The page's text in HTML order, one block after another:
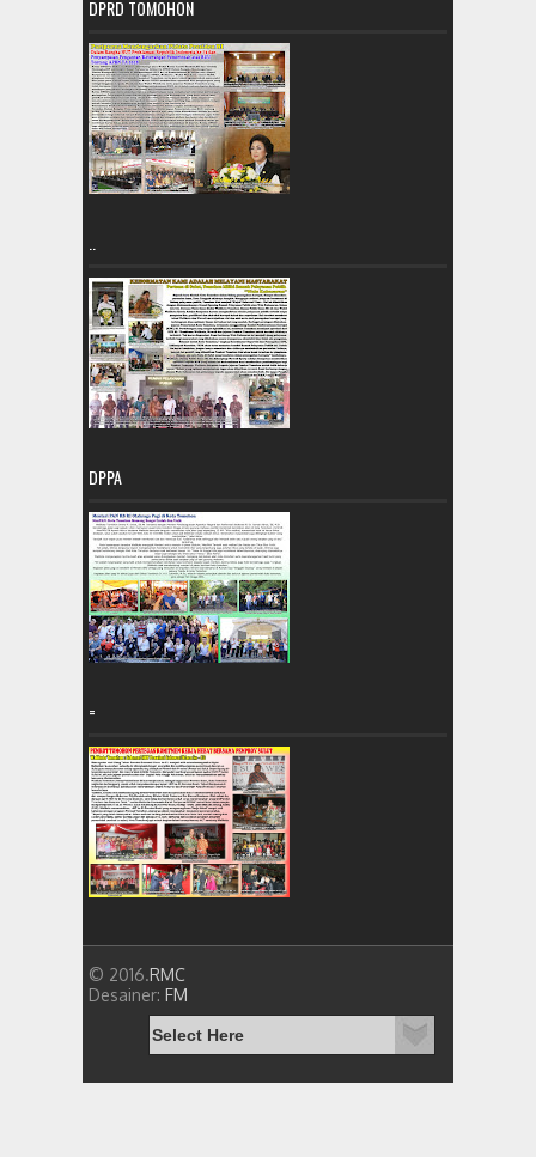
DPRD TOMOHON
DPPA
=
© 2016.RMC
Desainer: FM